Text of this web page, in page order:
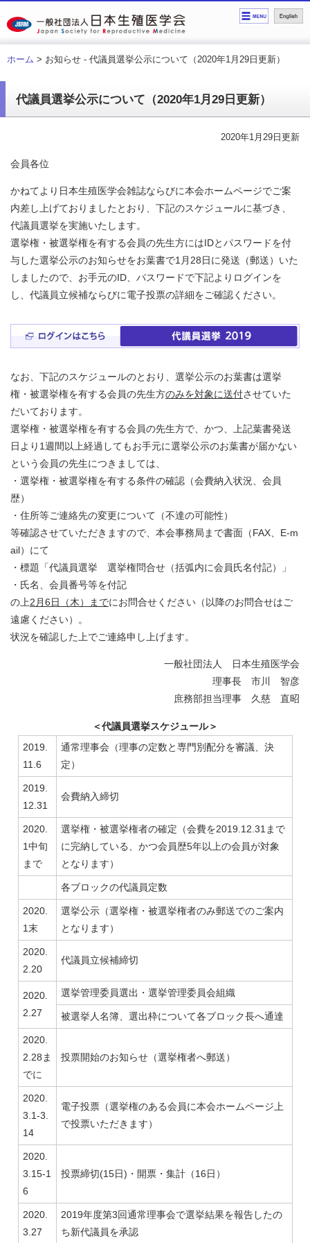
ホーム > お知らせ - 代議員選挙公示について（2020年1月29日更新）
代議員選挙公示について（2020年1月29日更新）
2020年1月29日更新
会員各位
かねてより日本生殖医学会雑誌ならびに本会ホームページでご案
内差し上げておりましたとおり、下記のスケジュールに基づき、
代議員選挙を実施いたします。
選挙権・被選挙権を有する会員の先生方にはIDとパスワードを付
与した選挙公示のお知らせをお葉書で1月28日に発送（郵送）いた
しましたので、お手元のID、パスワードで下記よりログインを
し、代議員立候補ならびに電子投票の詳細をご確認ください。
なお、下記のスケジュールのとおり、選挙公示のお葉書は選挙
権・被選挙権を有する会員の先生方のみを対象に送付させていた
だいております。
選挙権・被選挙権を有する会員の先生方で、かつ、上記葉書発送
日より1週間以上経過してもお手元に選挙公示のお葉書が届かない
という会員の先生につきましては、
・選挙権・被選挙権を有する条件の確認（会費納入状況、会員
歴）
・住所等ご連絡先の変更について（不達の可能性）
等確認させていただきますので、本会事務局まで書面（FAX、E-m
ail）にて
・標題「代議員選挙 選挙権問合せ（括弧内に会員氏名付記）」
・氏名、会員番号等を付記
の上2月6日（木）までにお問合せください（以降のお問合せはご
遠慮ください）。
状況を確認した上でご連絡申し上げます。
一般社団法人 日本生殖医学会
理事長 市川 智彦
庶務部担当理事 久慈 直昭
＜代議員選挙スケジュール＞
2019.
11.6
通常理事会（理事の定数と専門別配分を審議、決
定）
2019.
12.31
会費納入締切
2020.
1中旬
まで
選挙権・被選挙権者の確定（会費を2019.12.31まで
に完納している、かつ会員歴5年以上の会員が対象
となります）
各ブロックの代議員定数
2020.
1末
選挙公示（選挙権・被選挙権者のみ郵送でのご案内
となります）
2020.
2.20
代議員立候補締切
2020.
2.27
選挙管理委員選出・選挙管理委員会組織
被選挙人名簿、選出枠について各ブロック長へ通達
2020.
2.28ま
でに
投票開始のお知らせ（選挙権者へ郵送）
2020.
3.1-3.
14
電子投票（選挙権のある会員に本会ホームページ上
で投票いただきます）
2020.
3.15-1
6
投票締切(15日)・開票・集計（16日）
2020.
3.27
2019年度第3回通常理事会で選挙結果を報告したの
ち新代議員を承認